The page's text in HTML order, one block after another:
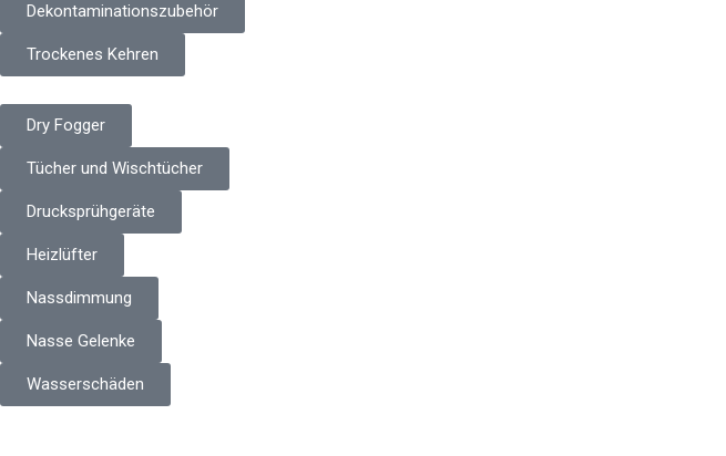
Dekontaminationszubehör
Trockenes Kehren
Dry Fogger
Tücher und Wischtücher
Drucksprühgeräte
Heizlüfter
Nassdimmung
Nasse Gelenke
Wasserschäden